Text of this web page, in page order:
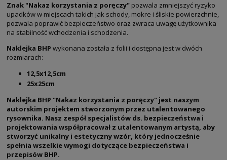
Znak "Nakaz korzystania z poręczy" pozwala zmniejszyć ryzyko
upadków w miejscach takich jak schody, mokre i śliskie powierzchnie,
pozwala poprawić bezpieczeństwo oraz zwraca uwagę użytkownika
na stabilność wchodzenia i schodzenia.
Naklejka BHP wykonana została z folii i dostępna jest w dwóch
rozmiarach:
12,5x12,5cm
25x25cm
Naklejka BHP "Nakaz korzystania z poręczy" jest naszym
autorskim projektem stworzonym przez utalentowanego
rysownika. Nasz zespół specjalistów ds. bezpieczeństwa i
projektowania współpracował z utalentowanym artystą, aby
stworzyć unikalny i estetyczny wzór, który jednocześnie
spełnia wszelkie wymogi dotyczące bezpieczeństwa i
przepisów BHP.